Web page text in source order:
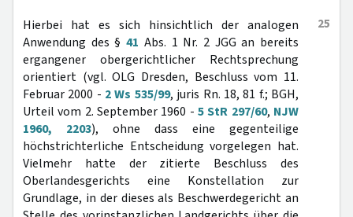
25
Hierbei hat es sich hinsichtlich der analogen
Anwendung des §41 Abs. 1 Nr. 2 JGG an bereits
ergangener obergerichtlicher Rechtsprechung
orientiert (vgl. OLG Dresden, Beschluss vom 11.
Februar 2000 - 2 Ws 535/99, juris Rn. 18, 81 f.; BGH,
Urteil vom 2. September 1960 - 5 StR 297/60, NJW
1960, 2203), ohne dass eine gegenteilige
höchstrichterliche Entscheidung vorgelegen hat.
Vielmehr hatte der zitierte Beschluss des
Oberlandesgerichts eine Konstellation zur
Grundlage, in der dieses als Beschwerdegericht an